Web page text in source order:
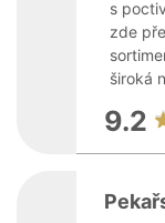
s
zde
široká
9.2